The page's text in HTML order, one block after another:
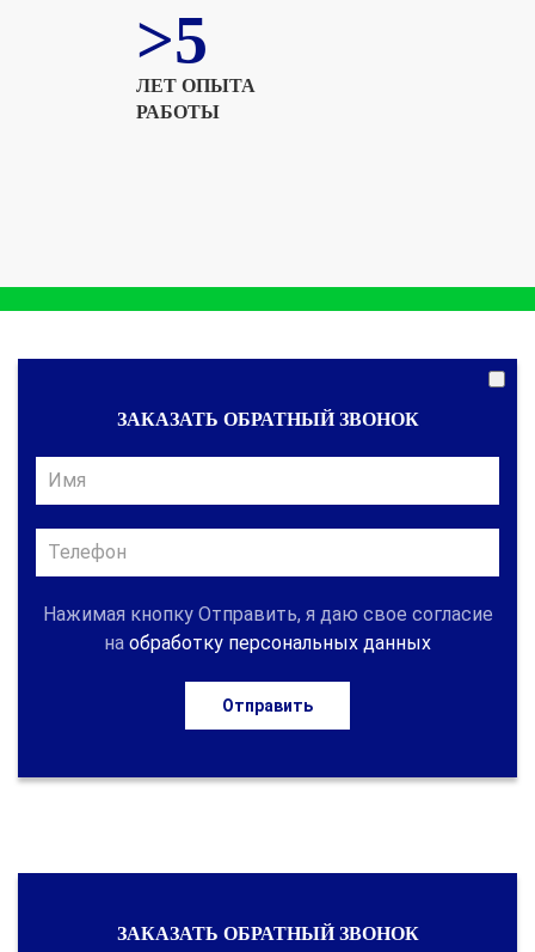
>5
ЛЕТ ОПЫТА
РАБОТЫ
ЗАКАЗАТЬ ОБРАТНЫЙ ЗВОНОК
Нажимая кнопку Отправить, я даю свое согласие
на обработку персональных данных
Отправить
ЗАКАЗАТЬ ОБРАТНЫЙ ЗВОНОК